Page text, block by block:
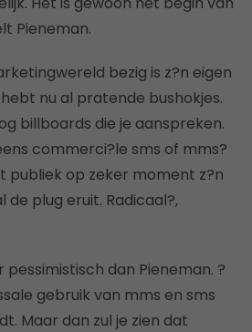
Pieneman.
bezig is z?n eigen
nu al pratende bushokjes.
billboards die je aanspreken.
commerci?le sms of mms?
publiek op zeker moment z?n
de plug eruit. Radicaal?,
pessimistisch dan Pieneman. ?
gebruik van mms en sms
Maar dan zul je zien dat